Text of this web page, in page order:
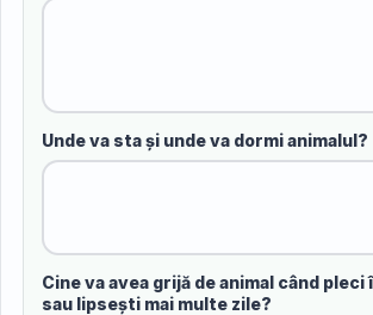
Unde va sta și unde va dormi animalul?
Cine va avea grijă de animal când pleci
sau lipsești mai multe zile?